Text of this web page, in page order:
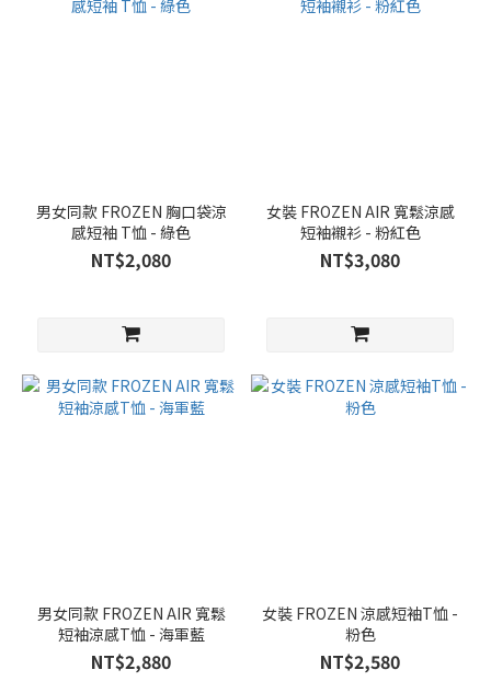
男女同款 FROZEN 胸口袋涼
感短袖 T恤 - 綠色
NT$2,080
女裝 FROZEN AIR 寬鬆涼感
短袖襯衫 - 粉紅色
NT$3,080
男女同款 FROZEN AIR 寬鬆
短袖涼感T恤 - 海軍藍
NT$2,880
女裝 FROZEN 涼感短袖T恤 -
粉色
NT$2,580